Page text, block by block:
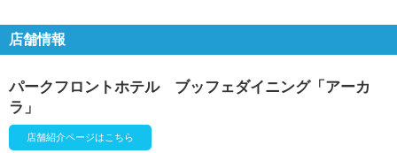
店舗情報
パークフロントホテル ブッフェダイニング「アーカ
ラ」
店舗紹介ページはこちら